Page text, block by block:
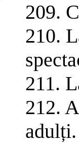
209.
210.
211.
212.
adulți.